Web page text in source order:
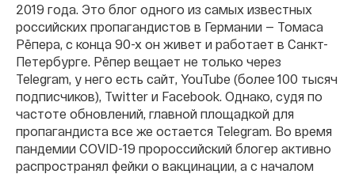
2019 года. Это блог одного из самых известных
российских пропагандистов в Германии — Томаса
Рёпера, с конца 90-х он живет и работает в Санкт-
Петербурге. Рёпер вещает не только через
Telegram, у него есть сайт, YouTube (более 100 тысяч
подписчиков), Twitter и Facebook. Однако, судя по
частоте обновлений, главной площадкой для
пропагандиста все же остается Telegram. Во время
пандемии COVID-19 пророссийский блогер активно
распространял фейки о вакцинации, а с началом